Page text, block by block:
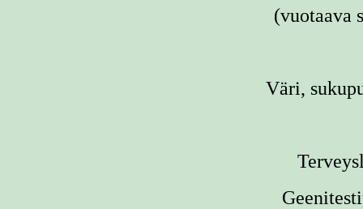
(vuotaava
Väri,